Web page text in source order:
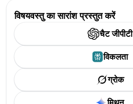
विषयवस्तु का सारांश प्रस्तुत करें
चैट जीपीटी
विकलता
ग्रोक